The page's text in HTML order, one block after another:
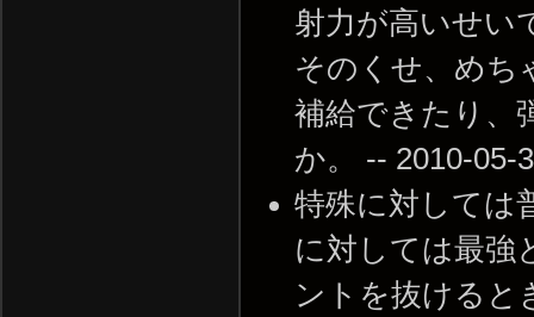
射力が高いせ
そのくせ、め
補給できたり、
か。 -- 2010-05-
特殊に対しては
に対しては最強
ントを抜けると